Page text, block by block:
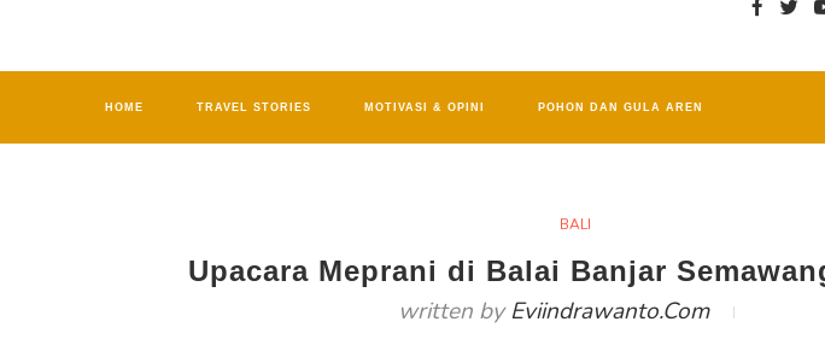
HOME TRAVEL STORIES MOTIVASI & OPINI POHON DAN GULA AREN
BALI
Upacara Meprani di Balai Banjar
written byEviindrawanto.com